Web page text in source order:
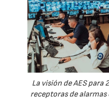
La visión de AES para
receptoras de